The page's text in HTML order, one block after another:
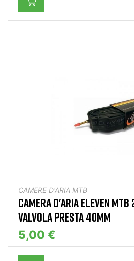
CAMERE D'ARIA MTB
CAMERA D'ARIA ELEVEN
VALVOLA PRESTA 40MM
5,00 €